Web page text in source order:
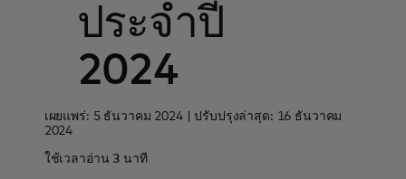
ประจำปี
2024
เผยแพร่: 5 ธันวาคม 2024 | ปรับปรุงล่าสุด: 16 ธันวาคม
2024
ใช้เวลาอ่าน 3 นาที